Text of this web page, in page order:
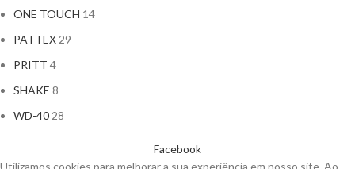
ONE TOUCH 14
PATTEX 29
PRITT 4
SHAKE 8
WD-40 28
Facebook
Utilizamos cookies para melhorar a sua experiência em nosso site. Ao